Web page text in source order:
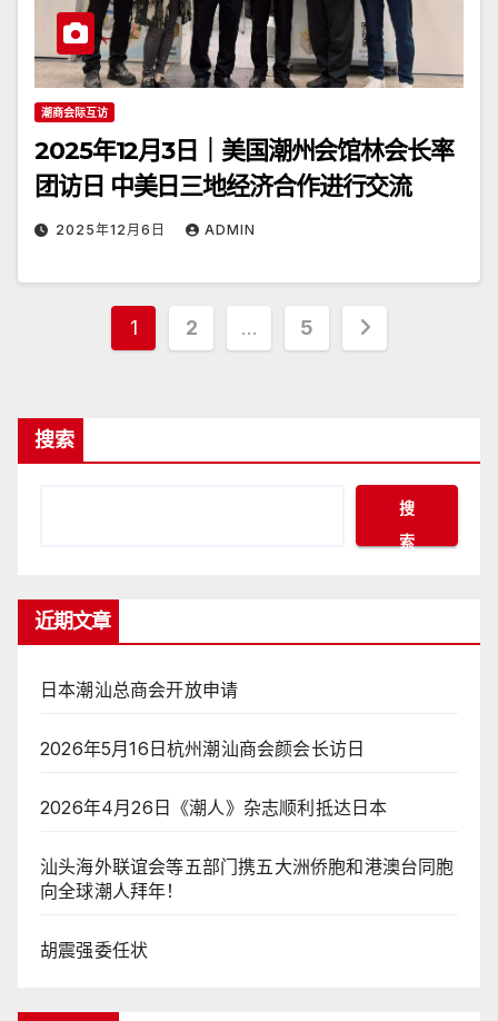
潮商会际互访
2025年12月3日｜美国潮州会馆林会长率
团访日 中美日三地经济合作进行交流
2025年12月6日 ADMIN
文
页
1 2 … 5
搜索
搜
索
近期文章
日本潮汕总商会开放申请
2026年5月16日杭州潮汕商会颜会长访日
2026年4月26日《潮人》杂志顺利抵达日本
汕头海外联谊会等五部门携五大洲侨胞和港澳台同胞
向全球潮人拜年！
胡震强委任状